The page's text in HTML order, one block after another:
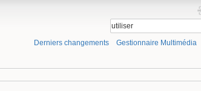
Derniers changements Gestionnaire Multimédia